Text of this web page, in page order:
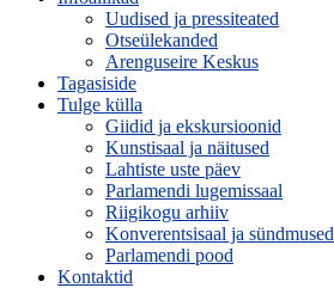
Uudised ja pressiteated
Otseülekanded
Arenguseire Keskus
Tagasiside
Tulge külla
Giidid ja ekskursioonid
Kunstisaal ja näitused
Lahtiste uste päev
Parlamendi lugemissaal
Riigikogu arhiiv
Konverentsisaal ja sündmused
Parlamendi pood
Kontaktid